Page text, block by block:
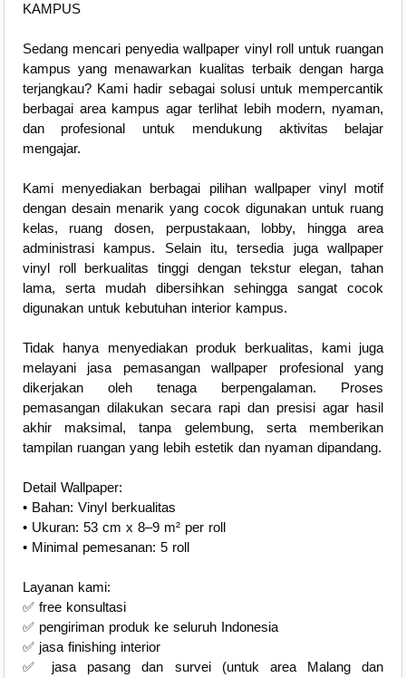
KAMPUS
Sedang mencari penyedia wallpaper vinyl roll untuk ruangan
kampus yang menawarkan kualitas terbaik dengan harga
terjangkau? Kami hadir sebagai solusi untuk mempercantik
berbagai area kampus agar terlihat lebih modern, nyaman,
dan profesional untuk mendukung aktivitas belajar
mengajar.
Kami menyediakan berbagai pilihan wallpaper vinyl motif
dengan desain menarik yang cocok digunakan untuk ruang
kelas, ruang dosen, perpustakaan, lobby, hingga area
administrasi kampus. Selain itu, tersedia juga wallpaper
vinyl roll berkualitas tinggi dengan tekstur elegan, tahan
lama, serta mudah dibersihkan sehingga sangat cocok
digunakan untuk kebutuhan interior kampus.
Tidak hanya menyediakan produk berkualitas, kami juga
melayani jasa pemasangan wallpaper profesional yang
dikerjakan oleh tenaga berpengalaman. Proses
pemasangan dilakukan secara rapi dan presisi agar hasil
akhir maksimal, tanpa gelembung, serta memberikan
tampilan ruangan yang lebih estetik dan nyaman dipandang.
Detail Wallpaper:
• Bahan: Vinyl berkualitas
• Ukuran: 53 cm x 8–9 m² per roll
• Minimal pemesanan: 5 roll
Layanan kami:
✅ free konsultasi
✅ pengiriman produk ke seluruh Indonesia
✅ jasa finishing interior
✅ jasa pasang dan survei (untuk area Malang dan